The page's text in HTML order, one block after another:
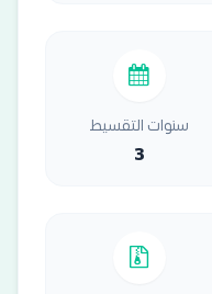
سنوات التقسيط
3